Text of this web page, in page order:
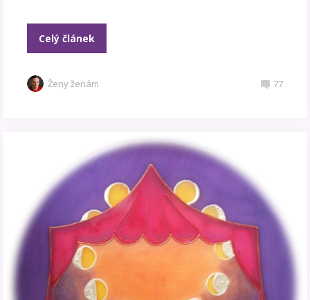
Celý článek
Ženy ženám 77